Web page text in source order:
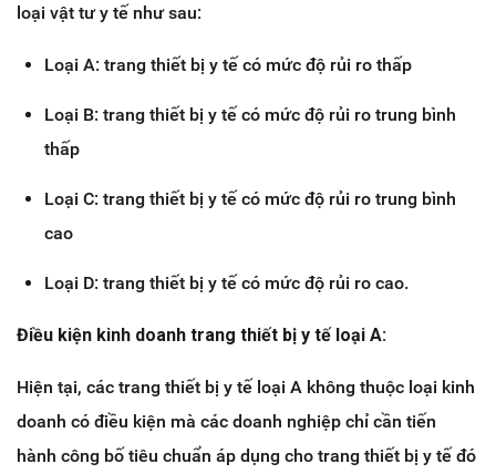
loại vật tư y tế như sau:
Loại A: trang thiết bị y tế có mức độ rủi ro thấp
Loại B: trang thiết bị y tế có mức độ rủi ro trung bình
thấp
Loại C: trang thiết bị y tế có mức độ rủi ro trung bình
cao
Loại D: trang thiết bị y tế có mức độ rủi ro cao.
Điều kiện kinh doanh trang thiết bị y tế loại A:
Hiện tại, các trang thiết bị y tế loại A không thuộc loại kinh
doanh có điều kiện mà các doanh nghiệp chỉ cần tiến
hành công bố tiêu chuẩn áp dụng cho trang thiết bị y tế đó